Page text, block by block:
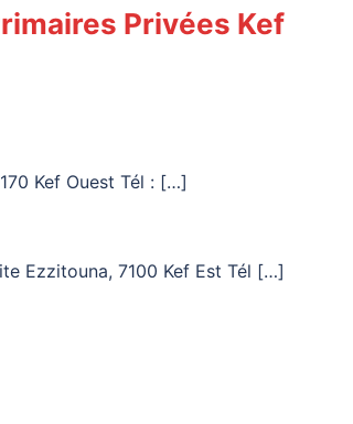
Privées Kef
Kef Ouest Tél : […]
Ezzitouna, 7100 Kef Est Tél […]